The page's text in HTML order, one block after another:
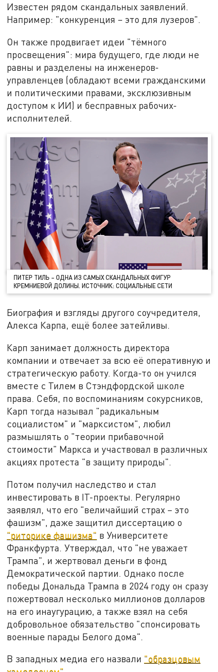
Известен рядом скандальных заявлений.
Например: "конкуренция – это для лузеров".
Он также продвигает идеи "тёмного
просвещения": мира будущего, где люди не
равны и разделены на инженеров-
управленцев (обладают всеми гражданскими
и политическими правами, эксклюзивным
доступом к ИИ) и бесправных рабочих-
исполнителей.
ПИТЕР ТИЛЬ – ОДНА ИЗ САМЫХ СКАНДАЛЬНЫХ ФИГУР
КРЕМНИЕВОЙ ДОЛИНЫ. ИСТОЧНИК: СОЦИАЛЬНЫЕ СЕТИ
Биография и взгляды другого соучредителя,
Алекса Карпа, ещё более затейливы.
Карп занимает должность директора
компании и отвечает за всю её оперативную и
стратегическую работу. Когда-то он учился
вместе с Тилем в Стэндфордской школе
права. Себя, по воспоминаниям сокурсников,
Карп тогда называл "радикальным
социалистом" и "марксистом", любил
размышлять о "теории прибавочной
стоимости" Маркса и участвовал в различных
акциях протеста "в защиту природы".
Потом получил наследство и стал
инвестировать в IT-проекты. Регулярно
заявлял, что его "величайший страх – это
фашизм", даже защитил диссертацию о
"риторике фашизма" в Университете
Франкфурта. Утверждал, что "не уважает
Трампа", и жертвовал деньги в фонд
Демократической партии. Однако после
победы Дональда Трампа в 2024 году он сразу
пожертвовал несколько миллионов долларов
на его инаугурацию, а также взял на себя
добровольное обязательство "спонсировать
военные парады Белого дома".
В западных медиа его назвали "образцовым